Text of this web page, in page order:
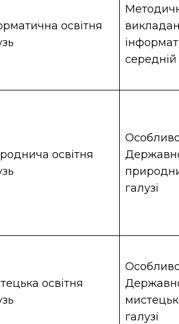
освітня
середній
освітня
галузі
освітня
галузі